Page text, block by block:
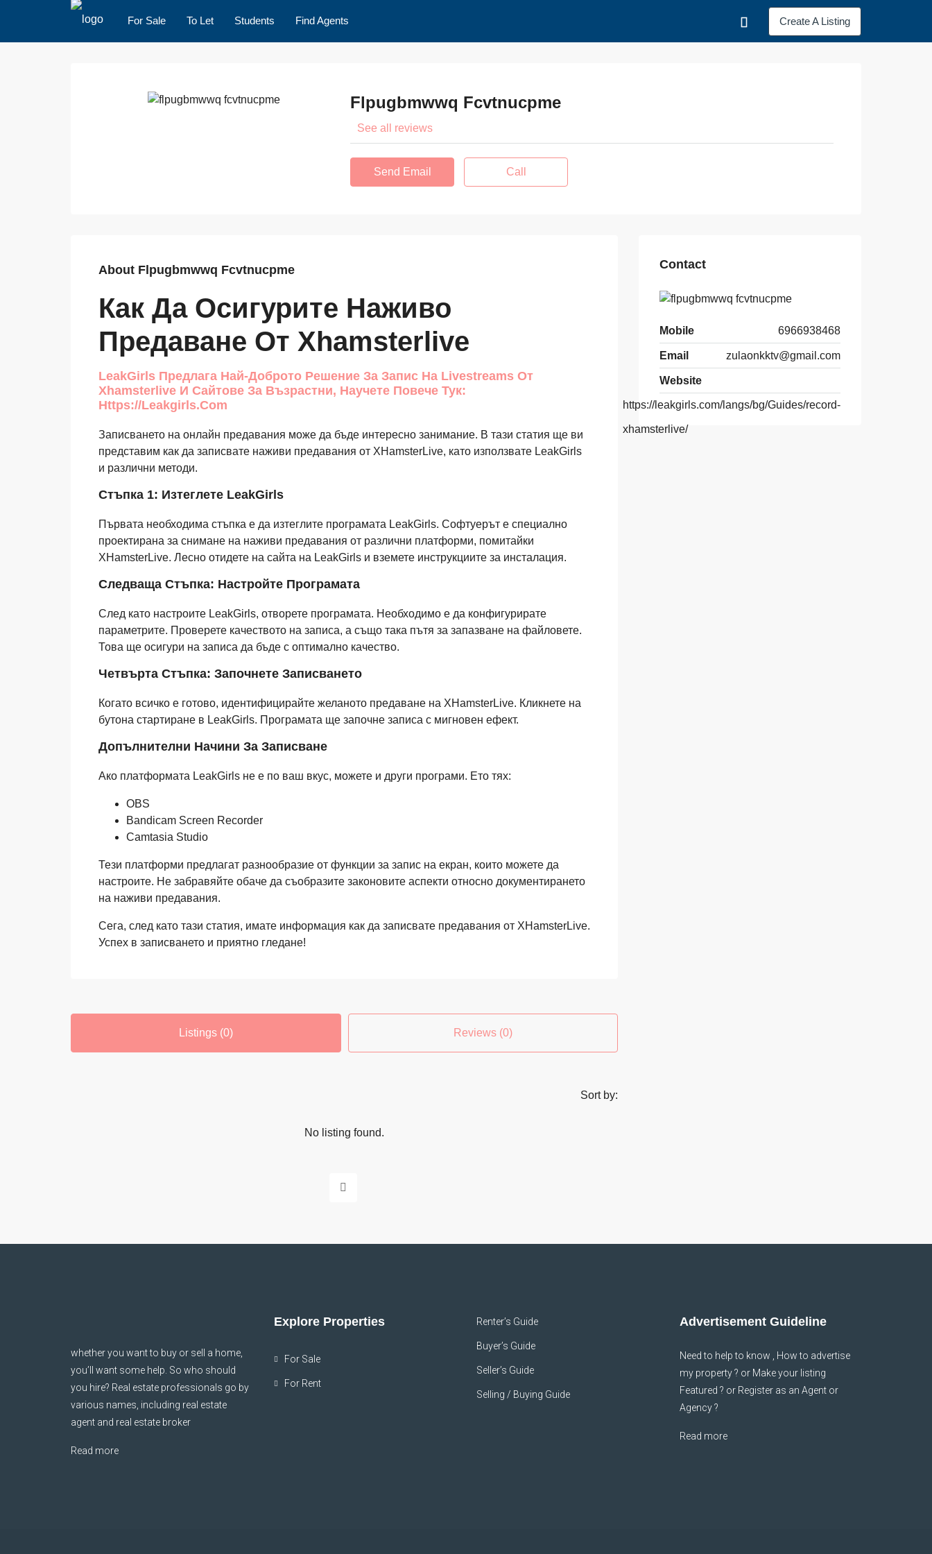
For Sale To Let Students Find Agents Create A Listing
Flpugbmwwq Fcvtnucpme
See all reviews
Send Email Call
About Flpugbmwwq Fcvtnucpme
Как Да Осигурите Наживо
Предаване От Xhamsterlive
LeakGirls Предлага Най-Доброто Решение За Запис На Livestreams От
Xhamsterlive И Сайтове За Възрастни, Научете Повече Тук:
Https://leakgirls.com
Записването на онлайн предавания може да бъде интересно занимание. В тази статия ще ви
представим как да записвате наживи предавания от XHamsterLive, като използвате LeakGirls
и различни методи.
Стъпка 1: Изтеглете LeakGirls
Първата необходима стъпка е да изтеглите програмата LeakGirls. Софтуерът е специално
проектирана за снимане на наживи предавания от различни платформи, помитайки
XHamsterLive. Лесно отидете на сайта на LeakGirls и вземете инструкциите за инсталация.
Следваща Стъпка: Настройте Програмата
След като настроите LeakGirls, отворете програмата. Необходимо е да конфигурирате
параметрите. Проверете качеството на записа, а също така пътя за запазване на файловете.
Това ще осигури на записа да бъде с оптимално качество.
Четвърта Стъпка: Започнете Записването
Когато всичко е готово, идентифицирайте желаното предаване на XHamsterLive. Кликнете на
бутона стартиране в LeakGirls. Програмата ще започне записа с мигновен ефект.
Допълнителни Начини За Записване
Ако платформата LeakGirls не е по ваш вкус, можете и други програми. Ето тях:
OBS
Bandicam Screen Recorder
Camtasia Studio
Тези платформи предлагат разнообразие от функции за запис на екран, които можете да
настроите. Не забравяйте обаче да съобразите законовите аспекти относно документирането
на наживи предавания.
Сега, след като тази статия, имате информация как да записвате предавания от XHamsterLive.
Успех в записването и приятно гледане!
Listings (0) Reviews (0)
Sort by:
No listing found.
Contact
Mobile 6966938468
Email zulaonkktv@gmail.com
Website
https://leakgirls.com/langs/bg/Guides/record-
xhamsterlive/
whether you want to buy or sell a home,
you’ll want some help. So who should
you hire? Real estate professionals go by
various names, including real estate
agent and real estate broker
Read more
Explore Properties
For Sale
For Rent
Renter’s Guide
Buyer’s Guide
Seller’s Guide
Selling / Buying Guide
Advertisement Guideline
Need to help to know , How to advertise
my property ? or Make your listing
Featured ? or Register as an Agent or
Agency ?
Read more